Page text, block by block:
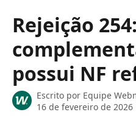
Rejeição
possui NF
Escrito por Equipe
16 de fevereiro de 2026